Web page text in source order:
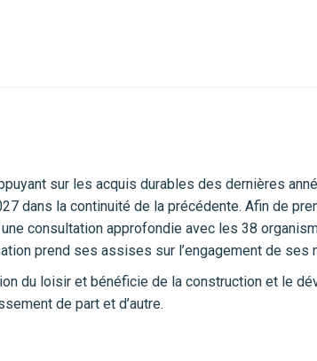
sur les acquis durables des dernières
dans la continuité de la précédente. Afin de
consultation approfondie avec les 38
prend ses assises sur l’engagement de ses
du loisir et bénéficie de la construction et le
de part et d’autre.